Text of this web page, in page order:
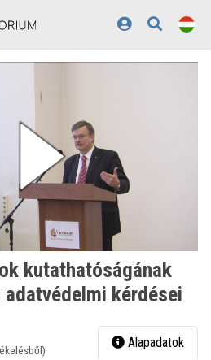
kutathatóságának
kérdései
Alapadatok